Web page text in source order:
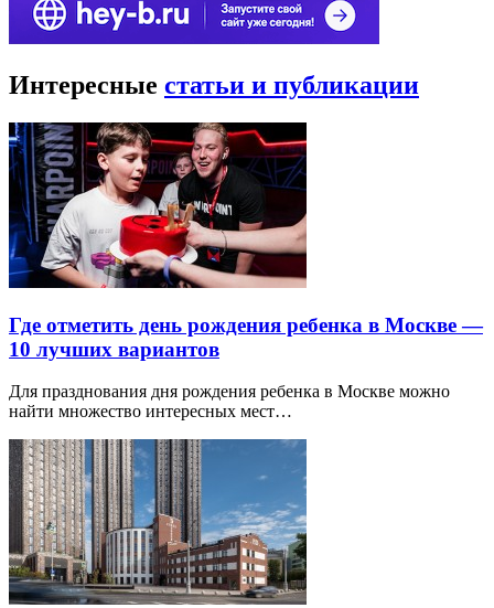
Интересные статьи и публикации
Где отметить день рождения ребенка в Москве —
10 лучших вариантов
Для празднования дня рождения ребенка в Москве можно
найти множество интересных мест…